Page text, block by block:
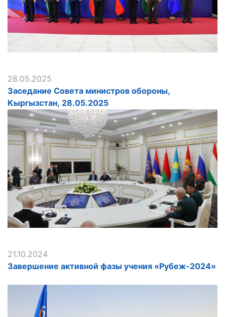
28.05.2025
Заседание Совета министров обороны,
Кыргызстан, 28.05.2025
21.10.2024
Завершение активной фазы учения «Рубеж-2024»